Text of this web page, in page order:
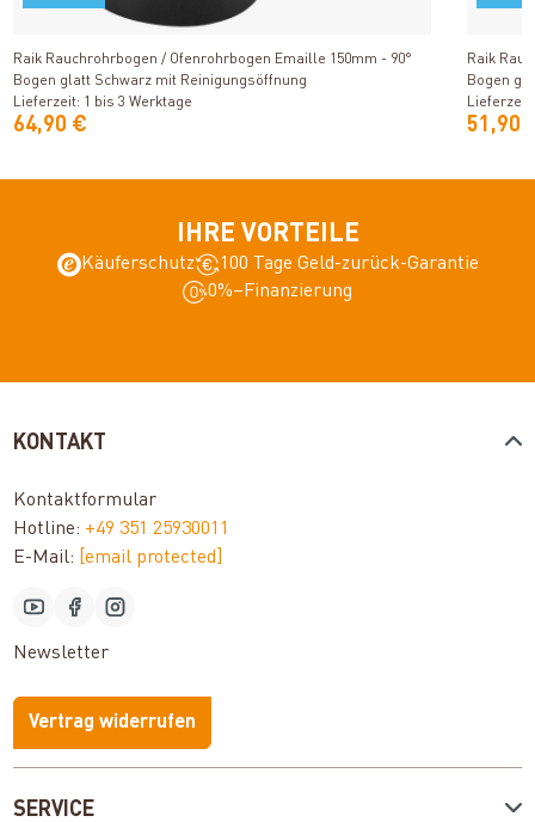
Produkt ansehen
Raik Rauchrohrbogen / Ofenrohrbogen Emaille 150mm - 90°
Bogen glatt Schwarz mit Reinigungsöffnung
Lieferzeit: 1 bis 3 Werktage
64,90 €
Raik
Bogen
51,90
IHRE VORTEILE
Käuferschutz
100 Tage Geld-zurück-Garantie
0%–Finanzierung
SERVICE
KONTAKT
Kontaktformular
Hotline: +49 351 25930011
E-Mail:
[email protected]
Newsletter
Vertrag widerrufen